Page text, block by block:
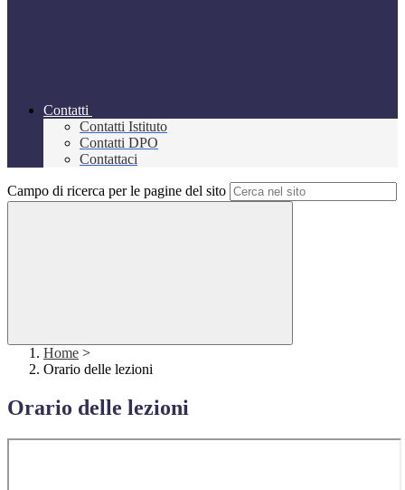
Contatti
Contatti Istituto
Contatti DPO
Contattaci
Campo di ricerca per le pagine del sito
Home >
Orario delle lezioni
Orario delle lezioni